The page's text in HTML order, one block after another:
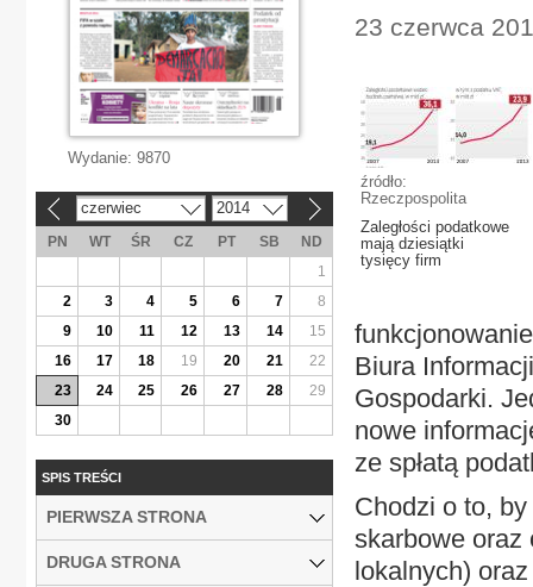
23 czerwca
źródło:
Rzeczpospolita
Zaległości podatkowe
mają dziesiątki
tysięcy firm
Biura
Gospodarki.
nowe
ze spłatą
Chodzi o to,
skarbowe oraz
lokalnych)
Wydanie: 9870
czerwiec 2014
PN WT ŚR CZ PT SB
ND
1
2
3 4 5 6 7
8
9
10 11 12 13 14
15
16
17 18 19 20 21
22
23
24 25 26 27 28
29
30
SPIS TREŚCI
PIERWSZA STRONA
DRUGA STRONA